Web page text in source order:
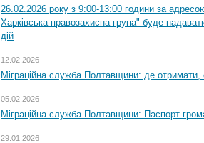
26.02.2026 року з 9:00-13:00 години за
Харківська правозахисна група" буде
дій
12.02.2026
Міграційна служба Полтавщини: де отримати,
05.02.2026
Міграційна служба Полтавщини: Паспорт
29.01.2026